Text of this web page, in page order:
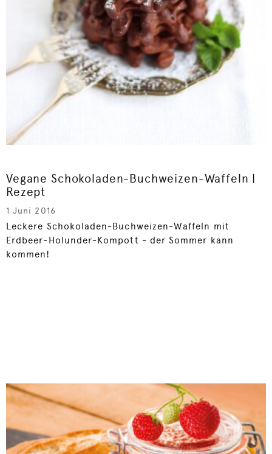
Vegane Schokoladen-Buchweizen-Waffeln |
Rezept
1 Juni 2016
Leckere Schokoladen-Buchweizen-Waffeln mit
Erdbeer-Holunder-Kompott - der Sommer kann
kommen!